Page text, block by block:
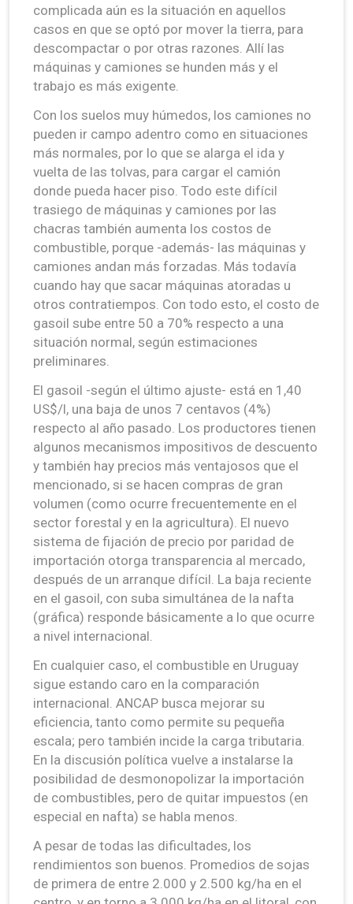
complicada aún es la situación en aquellos
casos en que se optó por mover la tierra, para
descompactar o por otras razones. Allí las
máquinas y camiones se hunden más y el
trabajo es más exigente.
Con los suelos muy húmedos, los camiones no
pueden ir campo adentro como en situaciones
más normales, por lo que se alarga el ida y
vuelta de las tolvas, para cargar el camión
donde pueda hacer piso. Todo este difícil
trasiego de máquinas y camiones por las
chacras también aumenta los costos de
combustible, porque -además- las máquinas y
camiones andan más forzadas. Más todavía
cuando hay que sacar máquinas atoradas u
otros contratiempos. Con todo esto, el costo de
gasoil sube entre 50 a 70% respecto a una
situación normal, según estimaciones
preliminares.
El gasoil -según el último ajuste- está en 1,40
US$/l, una baja de unos 7 centavos (4%)
respecto al año pasado. Los productores tienen
algunos mecanismos impositivos de descuento
y también hay precios más ventajosos que el
mencionado, si se hacen compras de gran
volumen (como ocurre frecuentemente en el
sector forestal y en la agricultura). El nuevo
sistema de fijación de precio por paridad de
importación otorga transparencia al mercado,
después de un arranque difícil. La baja reciente
en el gasoil, con suba simultánea de la nafta
(gráfica) responde básicamente a lo que ocurre
a nivel internacional.
En cualquier caso, el combustible en Uruguay
sigue estando caro en la comparación
internacional. ANCAP busca mejorar su
eficiencia, tanto como permite su pequeña
escala; pero también incide la carga tributaria.
En la discusión política vuelve a instalarse la
posibilidad de desmonopolizar la importación
de combustibles, pero de quitar impuestos (en
especial en nafta) se habla menos.
A pesar de todas las dificultades, los
rendimientos son buenos. Promedios de sojas
de primera de entre 2.000 y 2.500 kg/ha en el